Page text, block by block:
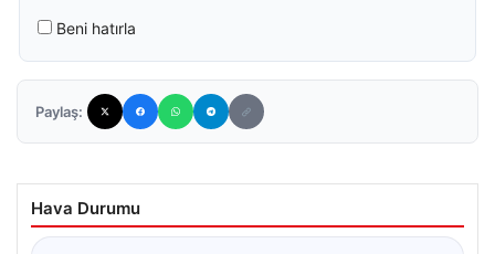
Beni hatırla
Paylaş:
Hava Durumu